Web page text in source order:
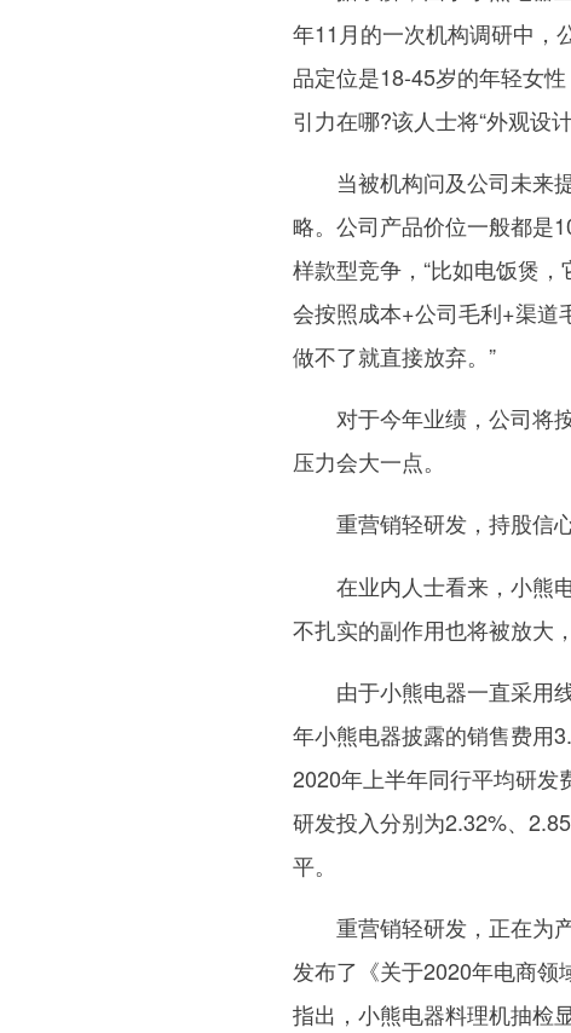
年11月的一次机构调研中，
品定位是18-45岁的年轻女
引力在哪?该人士将“外观设
当被机构问及公司未来
略。公司产品价位一般都是
样款型竞争，“比如电饭煲
会按照成本+公司毛利+渠道
做不了就直接放弃。”
对于今年业绩，公司将
压力会大一点。
重营销轻研发，持股信
在业内人士看来，小熊
不扎实的副作用也将被放大
由于小熊电器一直采用
年小熊电器披露的销售费用
2020年上半年同行平均研发
研发投入分别为2.32%、
平。
重营销轻研发，正在为
发布了《关于2020年电商领
指出，小熊电器料理机抽检